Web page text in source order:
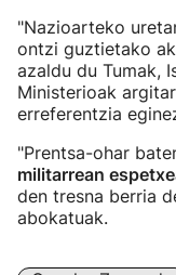
"Nazioarteko
ontzi guztietako
azaldu du Tumak,
Ministerioak
erreferentzia
"Prentsa-ohar
militarrean
den tresna berria
abokatuak.